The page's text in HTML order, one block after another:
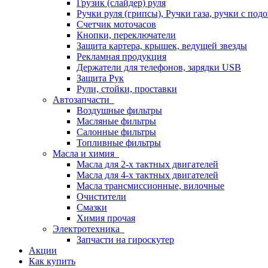
Грузик (слайдер) руля
Ручки руля (грипсы), Ручки газа, ручки с
Счетчик моточасов
Кнопки, переключатели
Защита картера, крышек, ведущей звезды
Рекламная продукция
Держатели для телефонов, зарядки USB
Защита Рук
Рули, стойки, проставки
Автозапчасти
Воздушные фильтры
Масляные фильтры
Салонные фильтры
Топливные фильтры
Масла и химия
Масла для 2-х тактных двигателей
Масла для 4-х тактных двигателей
Масла трансмиссионные, вилочные
Очистители
Смазки
Химия прочая
Электротехника
Запчасти на гироскутер
Акции
Как купить